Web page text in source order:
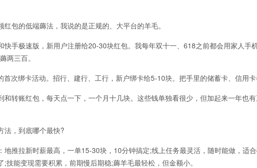
包的低端薅法，我说的是正规的、大平台的羊毛。
手极速版，新用户注册给20-30块红包。我每年双十一、618之前都会用家人手
两三百。
次绑卡活动。招行、建行、工行，新户绑卡给5-10块。把手里的储蓄卡、信用卡
转账红包，每天点一下，一个月十几块。这些钱单独看很少，但加起来一年也
，到底哪个最快?
推拉新时薪最高，一单15-30块，10分钟搞定;线上任务最灵活，随时能做，适
;技能变现需要积累，前期慢后期稳;薅羊毛最轻松，但金额小。